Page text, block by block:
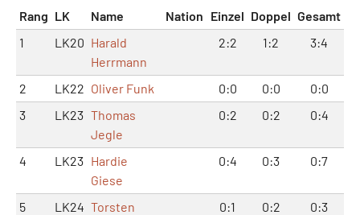
Rang LK Name Nation Einzel Doppel Gesamt
1
LK20 Harald
Herrmann
2:2 1:2 3:4
2 LK22 Oliver Funk 0:0 0:0
0:0
3
LK23 Thomas
Jegle
0:2 0:2 0:4
4 LK23 Hardie
Giese
0:4 0:3 0:7
5 LK24 Torsten
0:1 0:2 0:3